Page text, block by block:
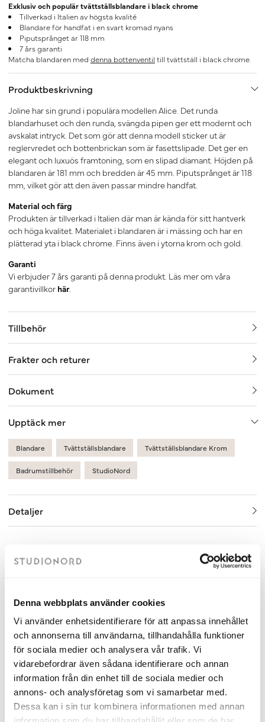
Denna webbplats använder cookies
Vi använder enhetsidentifierare för att anpassa innehållet
och annonserna till användarna, tillhandahålla funktioner
för sociala medier och analysera vår trafik. Vi
vidarebefordrar även sådana identifierare och annan
information från din enhet till de sociala medier och
annons- och analysföretag som vi samarbetar med.
Dessa kan i sin tur kombinera informationen med annan
Exklusiv och populär tvättställsblandare i black chrome
Tillverkad i Italien av högsta kvalité
Blandare för handfat i en svart kromad nyans
Piputsprånget är 118 mm
7 års garanti
Matcha blandaren med denna bottenventil till tvättställ i black chrome.
Produktbeskrivning
Joline har sin grund i populära modellen Alice. Det runda
blandarhuset och den runda, svängda pipen ger ett modernt och
avskalat intryck. Det som gör att denna modell sticker ut är
reglervredet och bottenbrickan som är fasettslipade. Det ger en
elegant och luxuös framtoning, som en slipad diamant. Höjden på
blandaren är 181 mm och bredden är 45 mm. Piputsprånget är 118
mm, vilket gör att den även passar mindre handfat.
Material och färg
Produkten är tillverkad i Italien där man är kända för sitt hantverk
och höga kvalitet. Materialet i blandaren är i mässing och har en
plätterad yta i black chrome. Finns även i ytorna krom och gold.
Garanti
Vi erbjuder 7 års garanti på denna produkt. Läs mer om våra
garantivillkor här.
Tillbehör
Frakter och returer
Dokument
Upptäck mer
Blandare Tvättställsblandare Tvättställsblandare Krom
Badrumstillbehör StudioNord
Detaljer
Relaterade produkter